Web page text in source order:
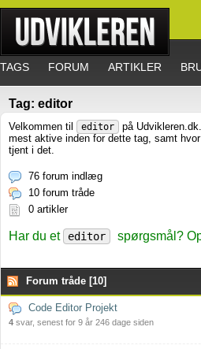
TAGS FORUM ARTIKLER
Tag: editor
Velkommen til editor
på
mest aktive inden for dette tag, samt
tjent i det.
76 forum indlæg
10 forum tråde
0 artikler
Har du et editor spørgsmål?
Forum tråde [10]
Code Editor Projekt
4 svar, senest for 9 år 246 dage siden